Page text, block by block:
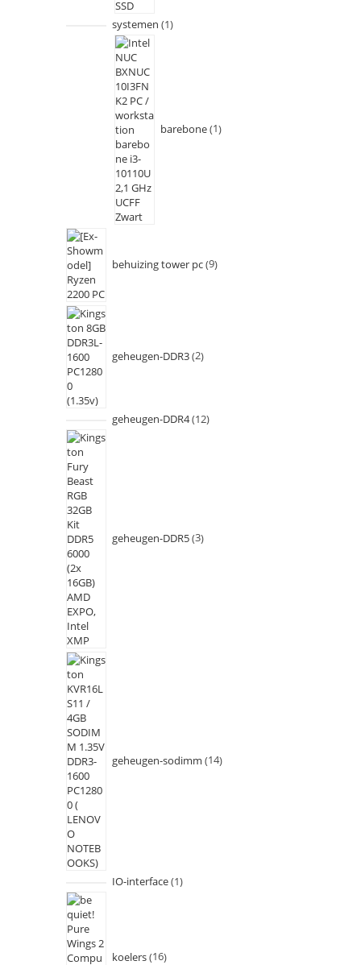
systemen 1
barebone 1
behuizing tower pc 9
geheugen-DDR3 2
geheugen-DDR4 12
geheugen-DDR5 3
geheugen-sodimm 14
IO-interface 1
koelers 16